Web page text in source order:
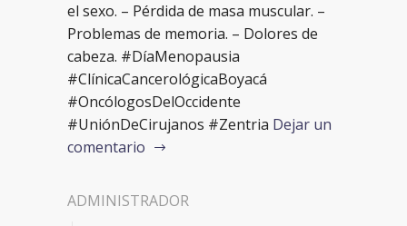
el sexo. – Pérdida de masa muscular. –
Problemas de memoria. – Dolores de
cabeza. #DíaMenopausia
#ClínicaCancerológicaBoyacá
#OncólogosDelOccidente
#UniónDeCirujanos #Zentria Dejar un
comentario
ADMINISTRADOR